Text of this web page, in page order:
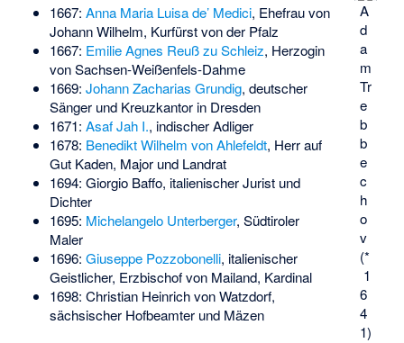
A
d
a
m
Tr
e
b
b
e
c
h
o
v
(*
1
6
4
1)
1667: Anna Maria Luisa de’ Medici, Ehefrau von
Johann Wilhelm, Kurfürst von der Pfalz
1667: Emilie Agnes Reuß zu Schleiz, Herzogin
von Sachsen-Weißenfels-Dahme
1669: Johann Zacharias Grundig, deutscher
Sänger und Kreuzkantor in Dresden
1671: Asaf Jah I., indischer Adliger
1678: Benedikt Wilhelm von Ahlefeldt, Herr auf
Gut Kaden, Major und Landrat
1694: Giorgio Baffo, italienischer Jurist und
Dichter
1695: Michelangelo Unterberger, Südtiroler
Maler
1696: Giuseppe Pozzobonelli, italienischer
Geistlicher, Erzbischof von Mailand, Kardinal
1698: Christian Heinrich von Watzdorf,
sächsischer Hofbeamter und Mäzen